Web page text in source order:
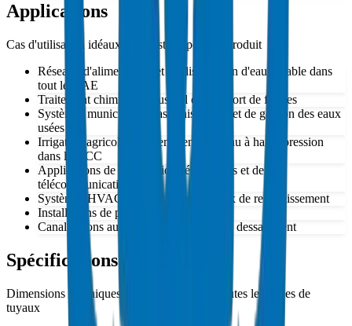
Applications
Cas d'utilisation idéaux et industries pour ce produit
Réseaux d'alimentation et de distribution d'eau potable dans
tout le UAE
Traitement chimique industriel et transport de fluides
Systèmes municipaux d'assainissement et de gestion des eaux
usées
Irrigation agricole et acheminement d'eau à haute pression
dans le GCC
Applications de canalisations électriques et de
télécommunications
Systèmes HVAC et circulation des eaux de refroidissement
Installations de piscines et de fontaines
Canalisations auxiliaires de centrales de dessalement
Spécifications des Tuyaux
Dimensions techniques et paramètres pour toutes les tailles de
tuyaux